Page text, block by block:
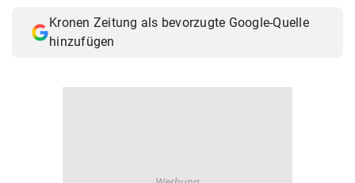
Kronen Zeitung als bevorzugte Google-Quelle
hinzufügen